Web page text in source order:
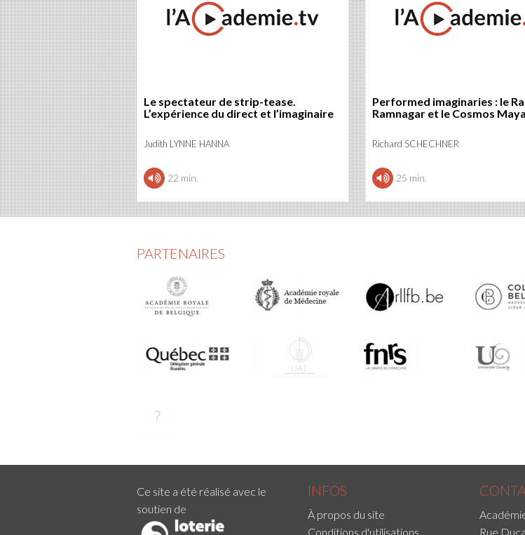
Le spectateur de strip-tease.
L’expérience du direct et l’imaginaire
Judith LYNNE HANNA
22 min.
Performed imaginaries : le
Ramnagar et le Cosmos
Richard SCHECHNER
25 min.
PARTENAIRES
Ce site a été réalisé avec le
soutien de
INFOS
À propos du site
Conditions d'utilisations
Rue